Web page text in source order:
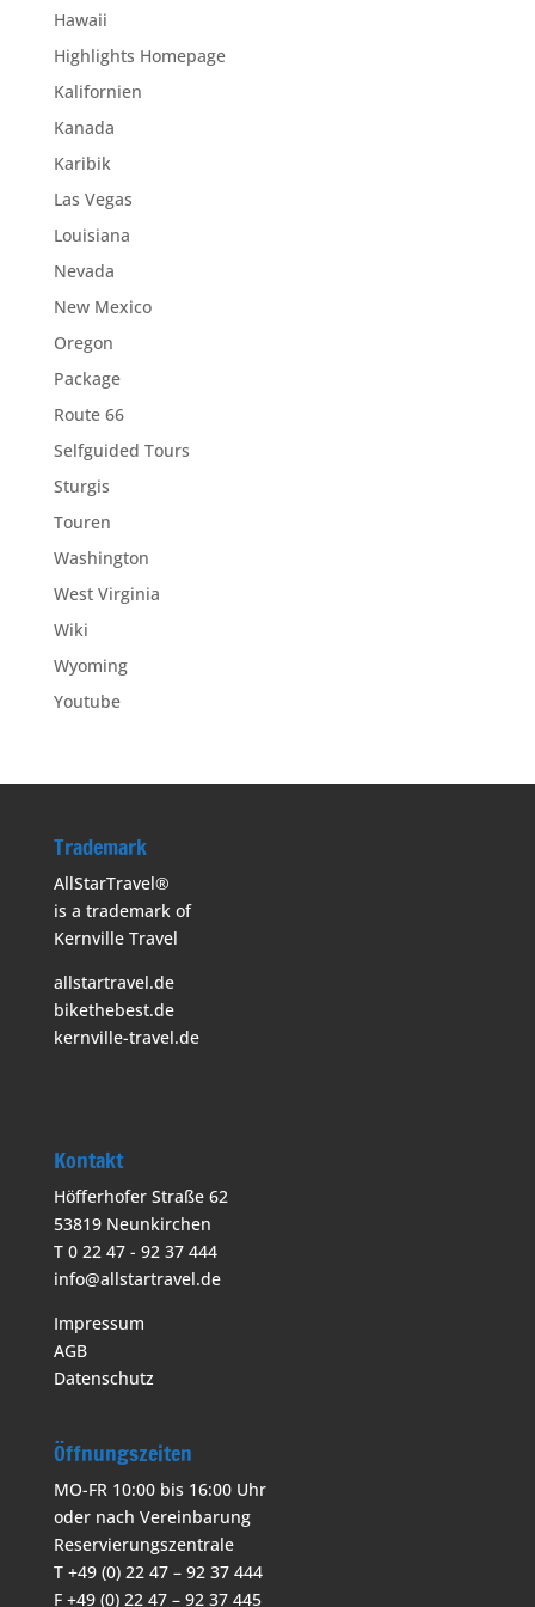
Hawaii
Highlights Homepage
Kalifornien
Kanada
Karibik
Las Vegas
Louisiana
Nevada
New Mexico
Oregon
Package
Route 66
Selfguided Tours
Sturgis
Touren
Washington
West Virginia
Wiki
Wyoming
Youtube
Trademark
AllStarTravel®
is a trademark of
Kernville Travel
allstartravel.de
bikethebest.de
kernville-travel.de
Kontakt
Höfferhofer Straße 62
53819 Neunkirchen
T 0 22 47 - 92 37 444
info@allstartravel.de
Impressum
AGB
Datenschutz
Öffnungszeiten
MO-FR 10:00 bis 16:00 Uhr
oder nach Vereinbarung
Reservierungszentrale
T +49 (0) 22 47 – 92 37 444
F +49 (0) 22 47 – 92 37 445